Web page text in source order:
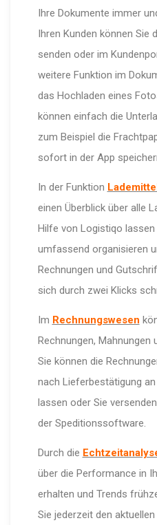
Ihre Dokumente immer
Ihren Kunden können Sie
senden oder im
weitere Funktion im
das Hochladen eines
können einfach die
zum Beispiel die
sofort in der App
In der Funktion
einen Überblick über alle
Hilfe von Logistiqo
umfassend organisieren
Rechnungen und
sich durch zwei Klicks
Im Rechnungswesen
Rechnungen, Mahnungen
Sie können die
nach Lieferbestätigung
lassen oder Sie
der Speditionssoftware.
Durch die
über die Performance in
erhalten und Trends
Sie jederzeit den